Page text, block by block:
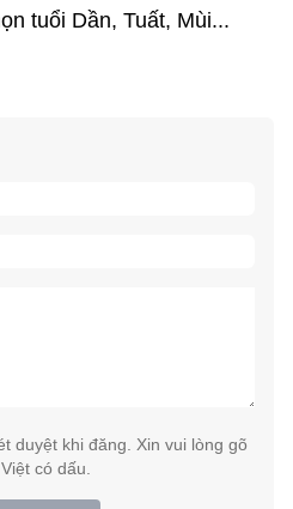
tuổi Dần, Tuất, Mùi...
duyệt khi đăng. Xin vui lòng gõ
có dấu.